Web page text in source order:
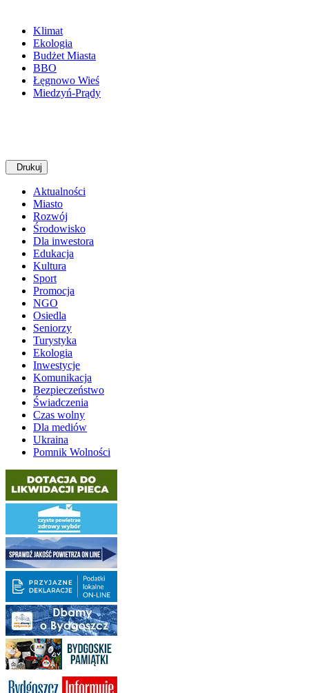
Klimat
Ekologia
Budżet Miasta
BBO
Łęgnowo Wieś
Miedzyń-Prądy
Drukuj
Aktualności
Miasto
Rozwój
Środowisko
Dla inwestora
Edukacja
Kultura
Sport
Promocja
NGO
Osiedla
Seniorzy
Turystyka
Ekologia
Inwestycje
Komunikacja
Bezpieczeństwo
Świadczenia
Czas wolny
Dla mediów
Ukraina
Pomnik Wolności